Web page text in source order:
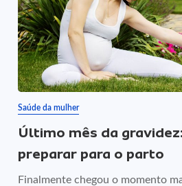
Saúde da mulher
Último mês da
preparar para o parto
Finalmente chegou o momento